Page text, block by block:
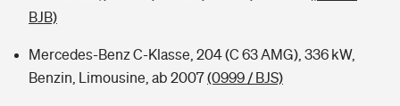
BJB)
Mercedes-Benz C-Klasse, 204 (C 63 AMG), 336 kW,
Benzin, Limousine, ab 2007(0999 / BJS)